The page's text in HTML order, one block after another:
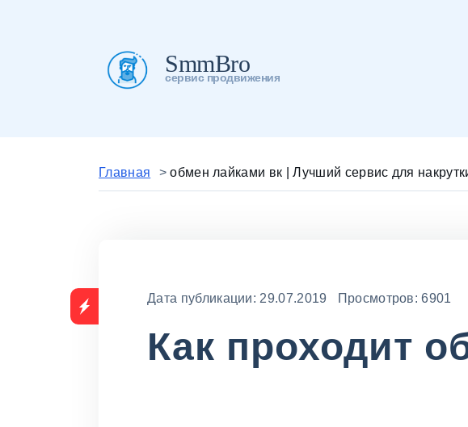
SmmBro
сервис продвижения
Главная > обмен лайками вк | Лучший сервис для
Дата публикации: 29.07.2019 Просмотров: 6901
Как проходит